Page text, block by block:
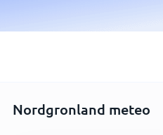
Nordgronland meteo